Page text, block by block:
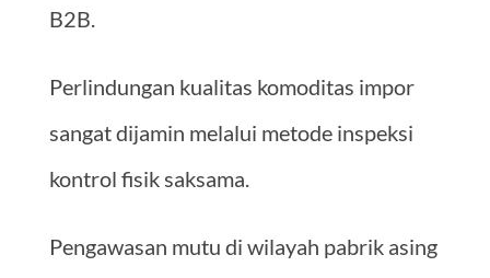
B2B.
Perlindungan kualitas komoditas impor
sangat dijamin melalui metode inspeksi
kontrol fisik saksama.
Pengawasan mutu di wilayah pabrik asing